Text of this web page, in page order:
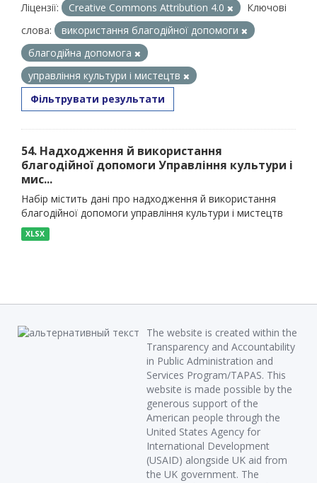
Ліцензії: Creative Commons Attribution 4.0
Ключові
слова:
використання благодійної допомоги
благодійна допомога
управління культури і мистецтв
Фільтрувати результати
54. Надходження й використання
благодійної допомоги Управління культури і
мис...
Набір містить дані про надходження й використання
благодійної допомоги управління культури і мистецтв
XLSX
The website is created within the
Transparency and Accountability
in Public Administration and
Services Program/TAPAS. This
website is made possible by the
generous support of the
American people through the
United States Agency for
International Development
(USAID) alongside UK aid from
the UK government. The